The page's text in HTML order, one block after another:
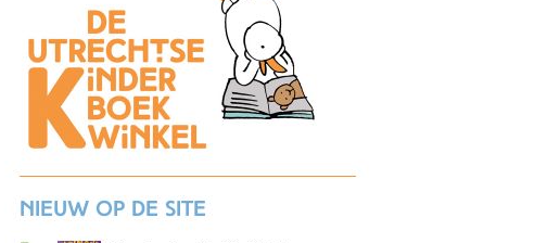
Nieuw op de site